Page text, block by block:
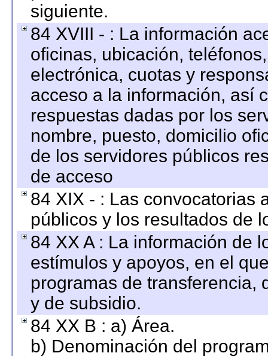
siguiente.
84 XVIII - : La información
oficinas, ubicación,
electrónica, cuotas y
acceso a la información, así
respuestas dadas por los
nombre, puesto, domicilio
de los servidores públicos
de acceso
84 XIX - : Las convocatorias
públicos y los resultados de
84 XX A : La información de
estímulos y apoyos, en el
programas de transferencia,
y de subsidio.
84 XX B : a) Área.
b) Denominación del